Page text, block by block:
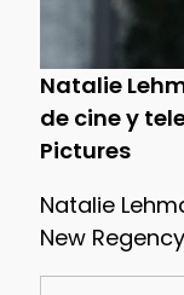
Natalie
de cine y
Pictures
Natalie
New